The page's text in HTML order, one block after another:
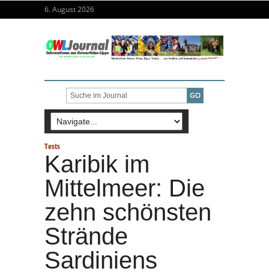
6. August 2026
Tests
Karibik im
Mittelmeer: Die
zehn schönsten
Strände
Sardiniens